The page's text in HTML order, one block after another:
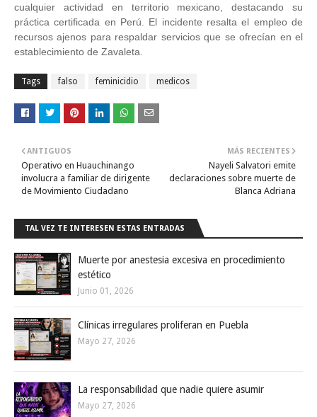
cualquier actividad en territorio mexicano, destacando su
práctica certificada en Perú. El incidente resalta el empleo de
recursos ajenos para respaldar servicios que se ofrecían en el
establecimiento de Zavaleta.
Tags falso feminicidio medicos
MÁS RECIENTES
Nayeli Salvatori emite
declaraciones sobre muerte de
Blanca Adriana
ANTIGUOS
Operativo en Huauchinango
involucra a familiar de dirigente
de Movimiento Ciudadano
TAL VEZ TE INTERESEN ESTAS ENTRADAS
Muerte por anestesia excesiva en procedimiento
estético
Junio 01, 2026
Clínicas irregulares proliferan en Puebla
Mayo 27, 2026
La responsabilidad que nadie quiere asumir
Mayo 27, 2026